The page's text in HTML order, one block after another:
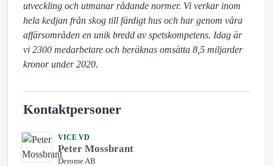
utveckling och utmanar rådande normer. Vi verkar inom
hela kedjan från skog till färdigt hus och har genom våra
affärsområden en unik bredd av spetskompetens. Idag är
vi 2300 medarbetare och beräknas omsätta 8,5 miljarder
kronor under 2020.
Kontaktpersoner
VICE VD
Peter Mossbrant
Derome AB